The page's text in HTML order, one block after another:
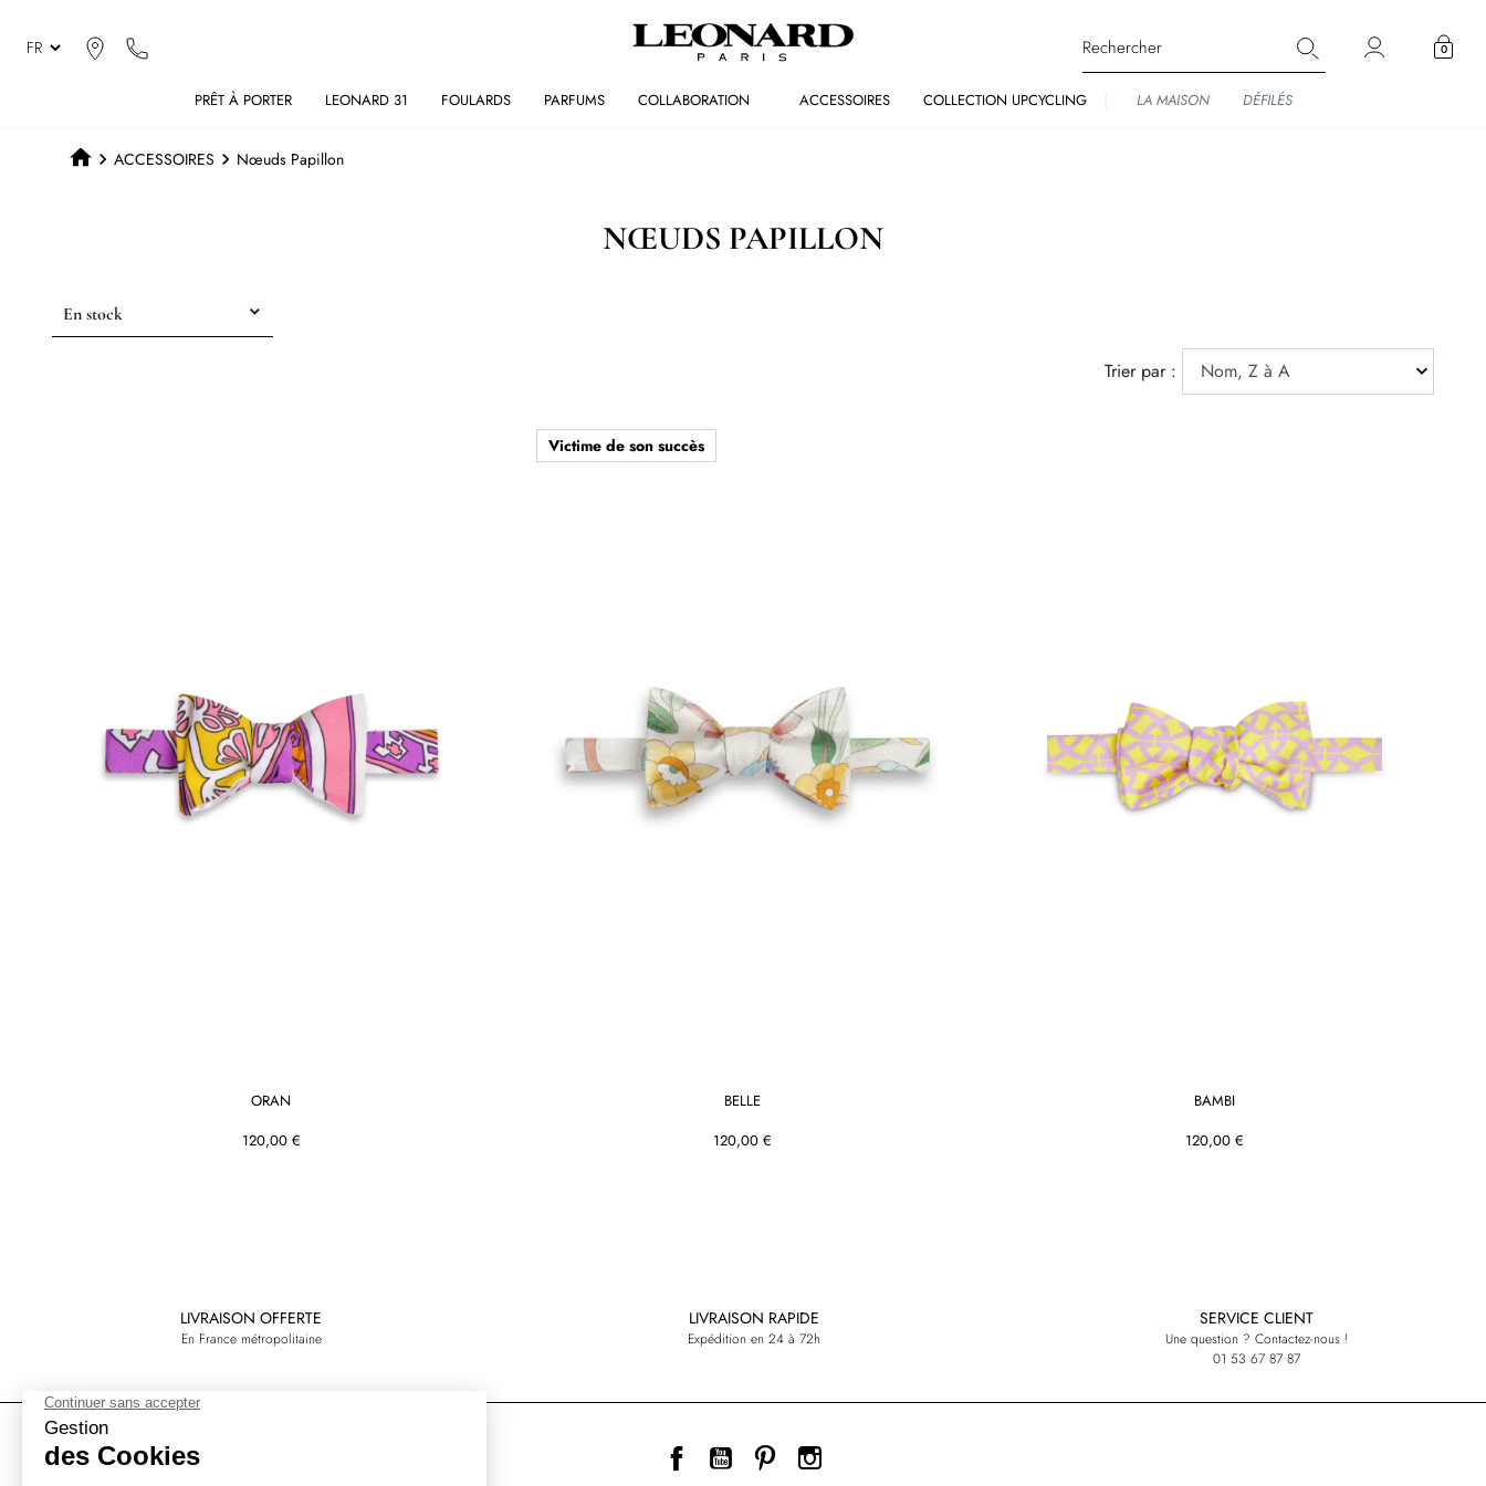
0
PRÊT À PORTER LEONARD 31 FOULARDS PARFUMS COLLABORATION ACCESSOIRES COLLECTION UPCYCLING LA MAISON DÉFILÉS
ACCESSOIRES Nœuds Papillon
NŒUDS PAPILLON
En stock
Trier par :
ORAN
120,00 €
Victime de son succès
BELLE
120,00 €
BAMBI
120,00 €
LIVRAISON OFFERTE
En France métropolitaine
LIVRAISON RAPIDE
Expédition en 24 à 72h
SERVICE CLIENT
Une question ? Contactez-nous !
01 53 67 87 87